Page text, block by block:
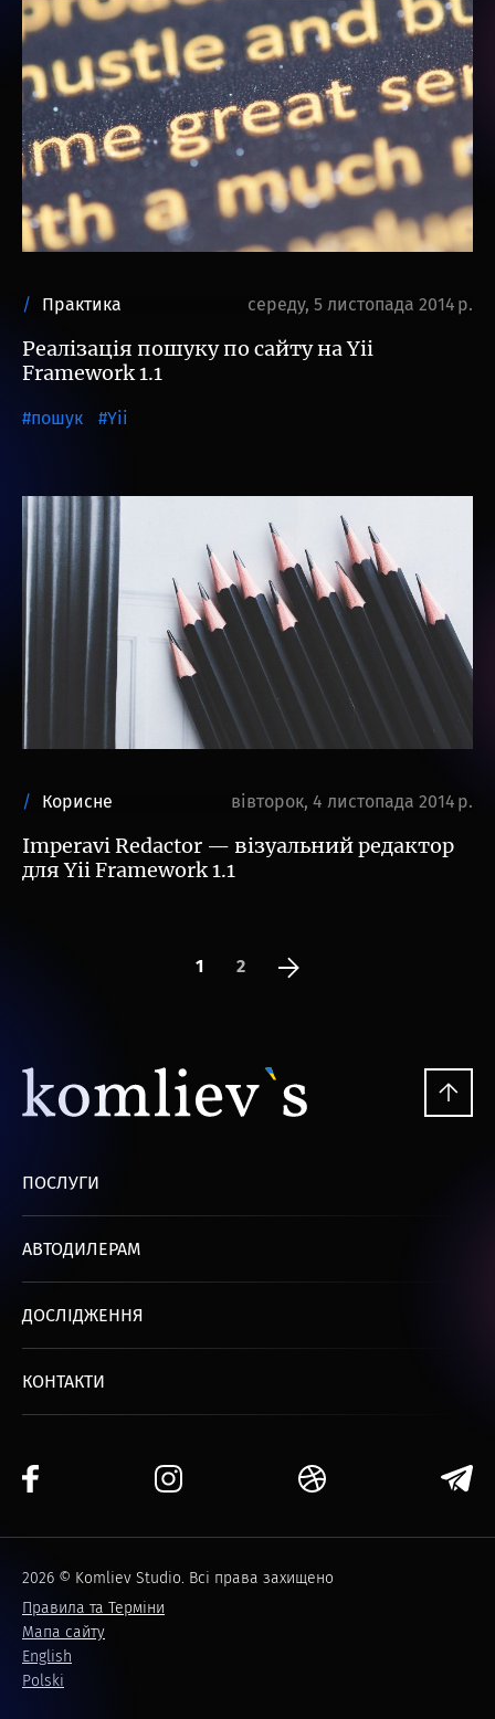
Практика середу, 5 листопада 2014 р.
Реалізація пошуку по сайту на Yii
Framework 1.1
пошук Yii
Корисне вівторок, 4 листопада 2014 р.
Imperavi Redactor — візуальний редактор
для Yii Framework 1.1
1 2
ПОСЛУГИ
АВТОДИЛЕРАМ
ДОСЛІДЖЕННЯ
КОНТАКТИ
2026 © Komliev Studio. Всі права захищено
Правила та Терміни
Мапа сайту
English
Polski